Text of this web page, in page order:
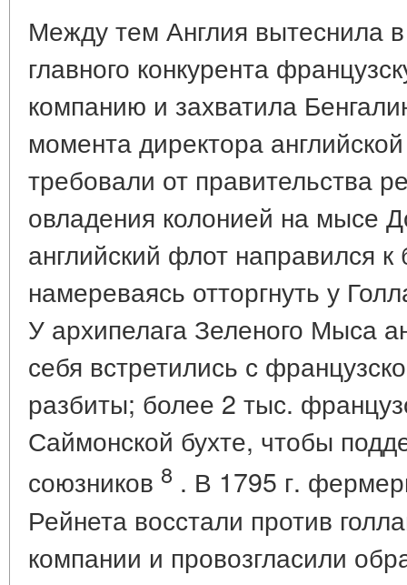
Между тем Англия вытеснила
главного конкурента
компанию и захватила
момента директора
требовали от правительства
овладения колонией на мысе
английский флот направился
намереваясь отторгнуть у
У архипелага Зеленого Мыса
себя встретились с
разбиты; более 2 тыс.
Саймонской бухте, чтобы
союзников 8 . В 1795 г.
Рейнета восстали против
компании и провозгласили